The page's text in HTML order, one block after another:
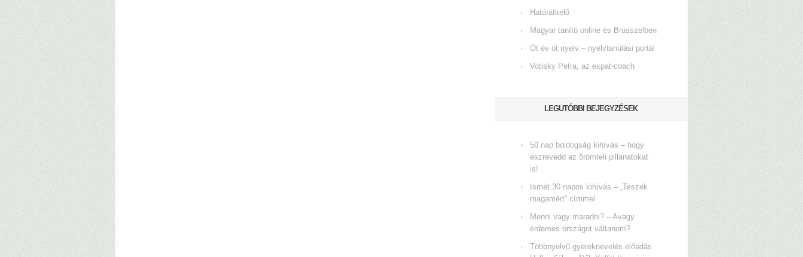
Határátkelő
Magyar tanító online és Brüsszelben
Öt év öt nyelv – nyelvtanulási portál
Votisky Petra, az expat-coach
LEGUTÓBBI BEJEGYZÉSEK
50 nap boldogság kihívás – hogy
észrevedd az örömteli pillanatokat
is!
Ismét 30 napos kihívás – „Teszek
magamért” címmel
Menni vagy maradni? – Avagy
érdemes országot váltanom?
Többnyelvű gyereknevelés előadás